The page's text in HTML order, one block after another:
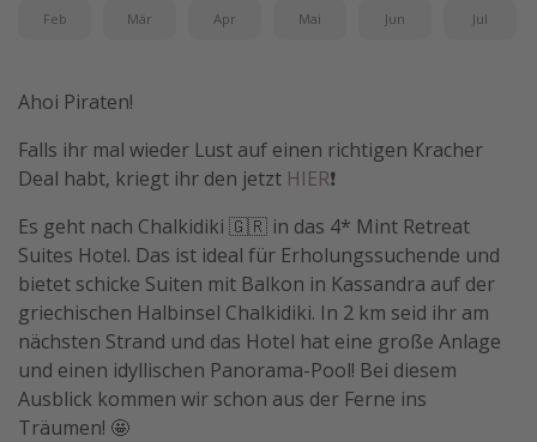
Reise Journal
Familienurlaub in der Türkei
Rundreisen in Thailand
Bahnreisen in der Schweiz
Reisepassfreie Reiseziele
Travel Know How
Silvesterreisen
Last Minute Urlaub Mallorca
Last Minute Urlaub Deutschland
Feb Mär Apr Mai Jun Jul
Ahoi Piraten!
Falls ihr mal wieder Lust auf einen richtigen Kracher
Deal habt, kriegt ihr den jetzt HIER❗️
Es geht nach Chalkidiki 🇬🇷 in das 4* Mint Retreat
Suites Hotel. Das ist ideal für Erholungssuchende und
bietet schicke Suiten mit Balkon in Kassandra auf der
griechischen Halbinsel Chalkidiki. In 2 km seid ihr am
nächsten Strand und das Hotel hat eine große Anlage
und einen idyllischen Panorama-Pool! Bei diesem
Ausblick kommen wir schon aus der Ferne ins
Träumen! 🤩